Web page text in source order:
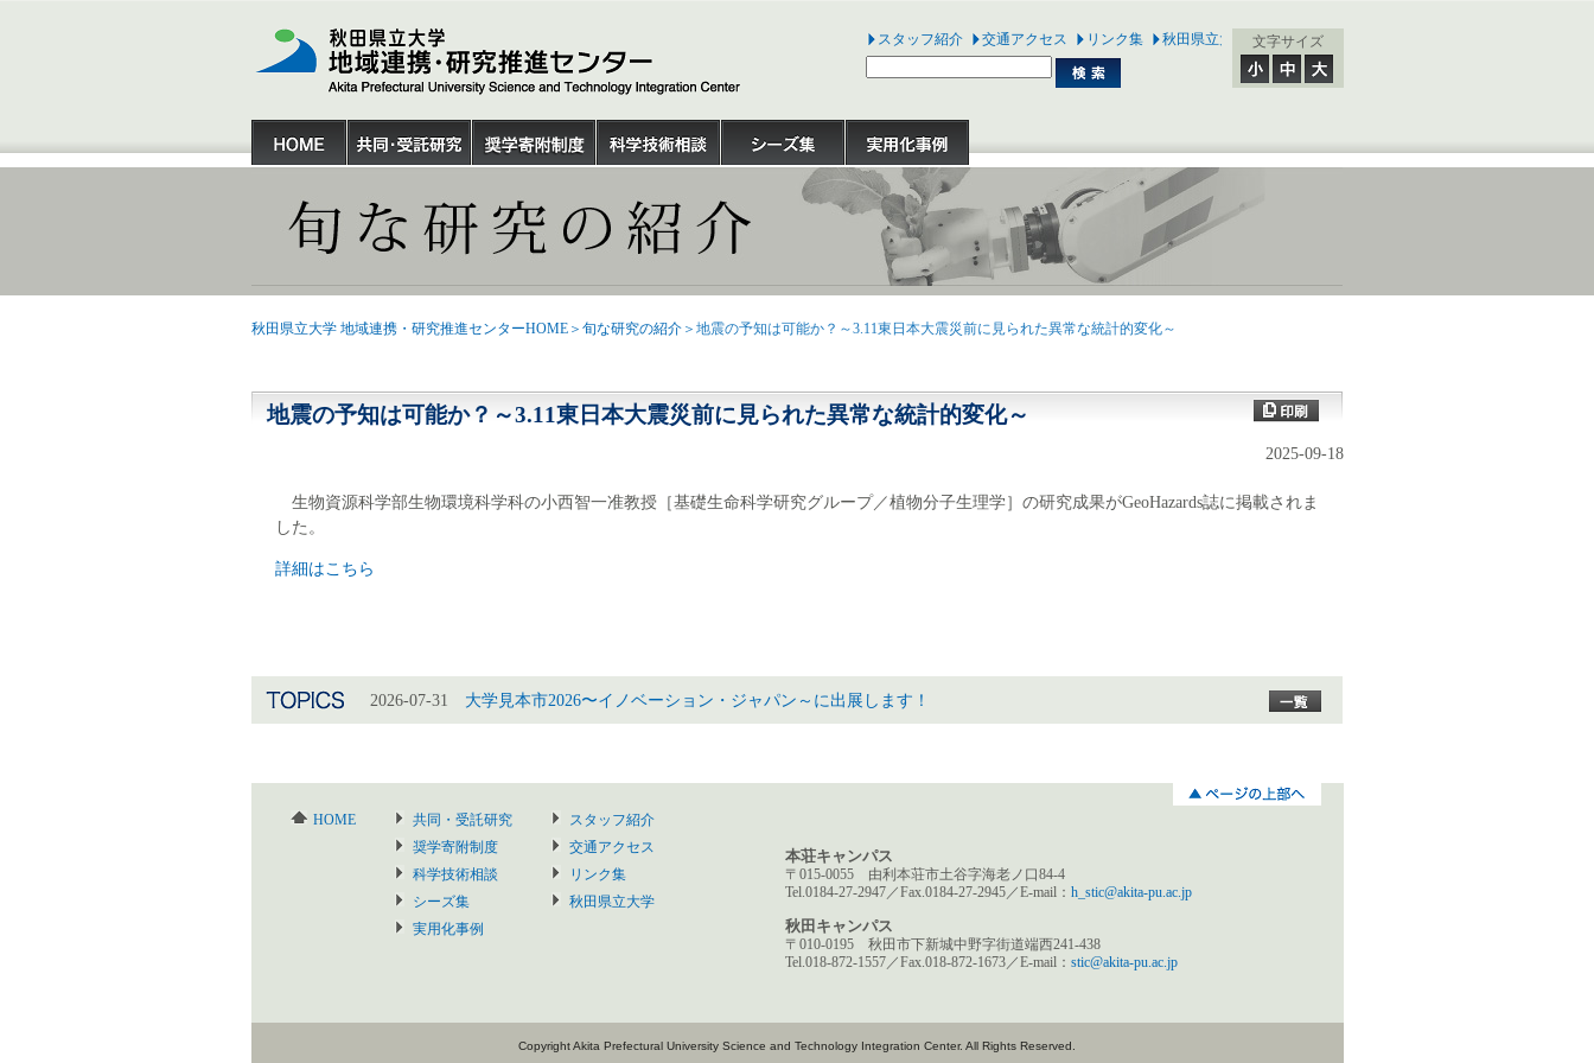
スタッフ紹介 交通アクセス リンク集 秋田県立大学 文字サイズ
秋田県立大学 地域連携・研究推進センターHOME＞ 旬な研究の紹介＞地震の予知は可能か？～3.11東日本大震災前に見られた異常な統計的変化～
地震の予知は可能か？～3.11東日本大震災前に見られた異常な統計的変化～
2025-09-18
生物資源科学部生物環境科学科の小西智一准教授［基礎生命科学研究グループ／植物分子生理学］の研究成果がGeoHazards誌に掲載されま
した。
詳細はこちら
2026-07-31 大学見本市2026〜イノベーション・ジャパン～に出展します！
HOME
共同・受託研究
奨学寄附制度
科学技術相談
シーズ集
実用化事例
スタッフ紹介
交通アクセス
リンク集
秋田県立大学
本荘キャンパス
〒015-0055 由利本荘市土谷字海老ノ口84-4
Tel.0184-27-2947／Fax.0184-27-2945／E-mail： h_stic@akita-pu.ac.jp
秋田キャンパス
〒010-0195 秋田市下新城中野字街道端西241-438
Tel.018-872-1557／Fax.018-872-1673／E-mail： stic@akita-pu.ac.jp
Copyright Akita Prefectural University Science and Technology Integration Center. All Rights Reserved.